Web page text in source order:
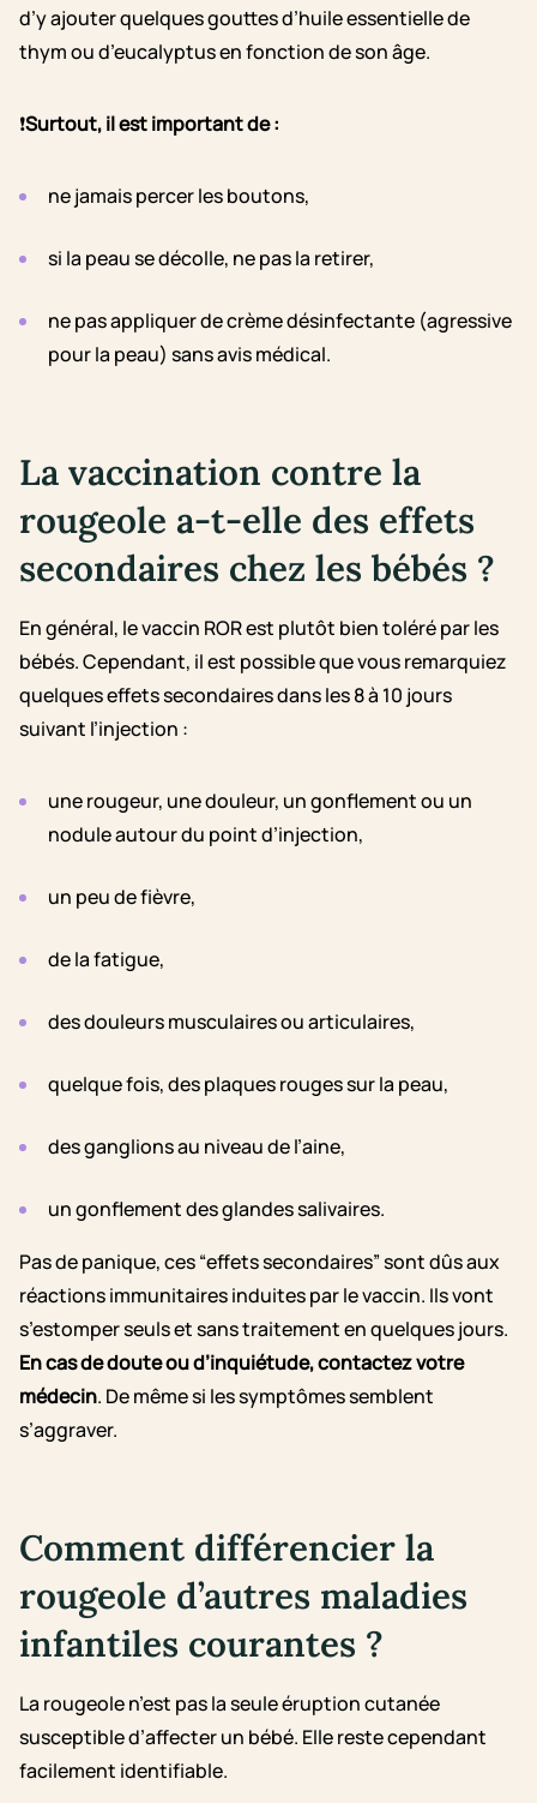
d’y ajouter quelques gouttes d’huile essentielle de
thym ou d’eucalyptus en fonction de son âge.
❗Surtout, il est important de :
ne jamais percer les boutons,
si la peau se décolle, ne pas la retirer,
ne pas appliquer de crème désinfectante (agressive
pour la peau) sans avis médical.
La vaccination contre la
rougeole a-t-elle des effets
secondaires chez les bébés ?
En général, le vaccin ROR est plutôt bien toléré par les
bébés. Cependant, il est possible que vous remarquiez
quelques effets secondaires dans les 8 à 10 jours
suivant l’injection :
une rougeur, une douleur, un gonflement ou un
nodule autour du point d’injection,
un peu de fièvre,
de la fatigue,
des douleurs musculaires ou articulaires,
quelque fois, des plaques rouges sur la peau,
des ganglions au niveau de l’aine,
un gonflement des glandes salivaires.
Pas de panique, ces “effets secondaires” sont dûs aux
réactions immunitaires induites par le vaccin. Ils vont
s’estomper seuls et sans traitement en quelques jours.
En cas de doute ou d’inquiétude, contactez votre
médecin. De même si les symptômes semblent
s’aggraver.
Comment différencier la
rougeole d’autres maladies
infantiles courantes ?
La rougeole n’est pas la seule éruption cutanée
susceptible d’affecter un bébé. Elle reste cependant
facilement identifiable.